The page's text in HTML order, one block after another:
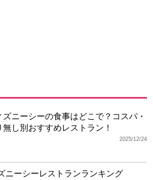
ズニーシーの食事はどこで？コスパ・
し別おすすめレストラン！
2025/12/24
ニーシーレストランランキング